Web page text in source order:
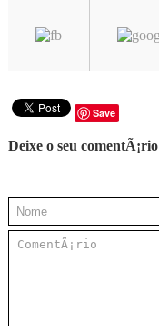
Save
Deixe o seu comentÃ¡rio